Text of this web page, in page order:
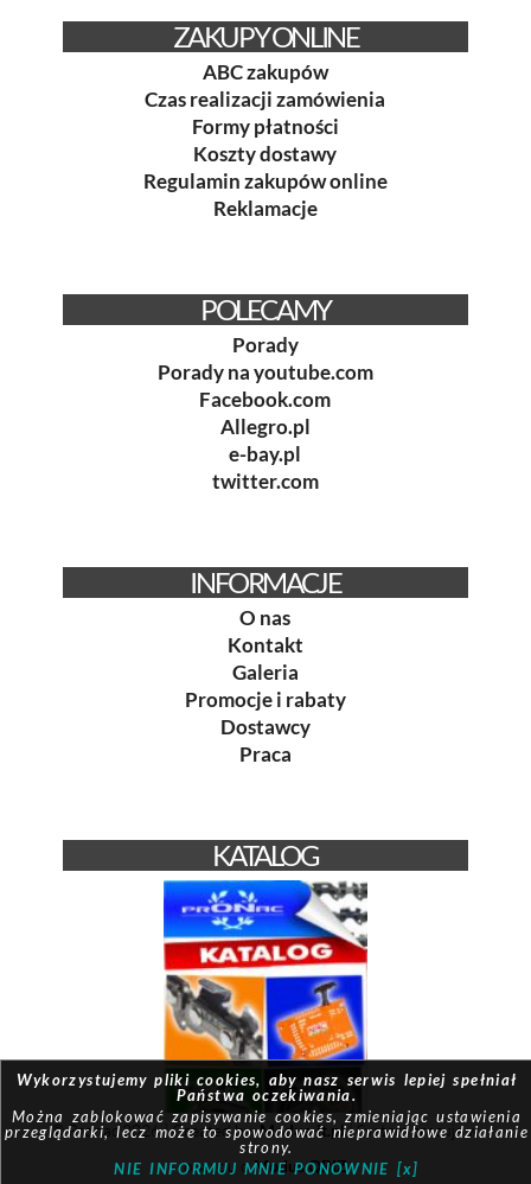
ZAKUPY ONLINE
ABC zakupów
Czas realizacji zamówienia
Formy płatności
Koszty dostawy
Regulamin zakupów online
Reklamacje
POLECAMY
Porady
Porady na youtube.com
Facebook.com
Allegro.pl
e-bay.pl
twitter.com
INFORMACJE
O nas
Kontakt
Galeria
Promocje i rabaty
Dostawcy
Praca
KATALOG
© Pronac 2026 | Created by:Modus-it.pl| System pracuje w
oparciu oModus QBIZ
Wykorzystujemy pliki cookies, aby nasz serwis lepiej spełniał
Państwa oczekiwania.
Można zablokować zapisywanie cookies, zmieniając ustawienia
przeglądarki, lecz może to spowodować nieprawidłowe działanie
strony.
NIE INFORMUJ MNIE PONOWNIE [x]